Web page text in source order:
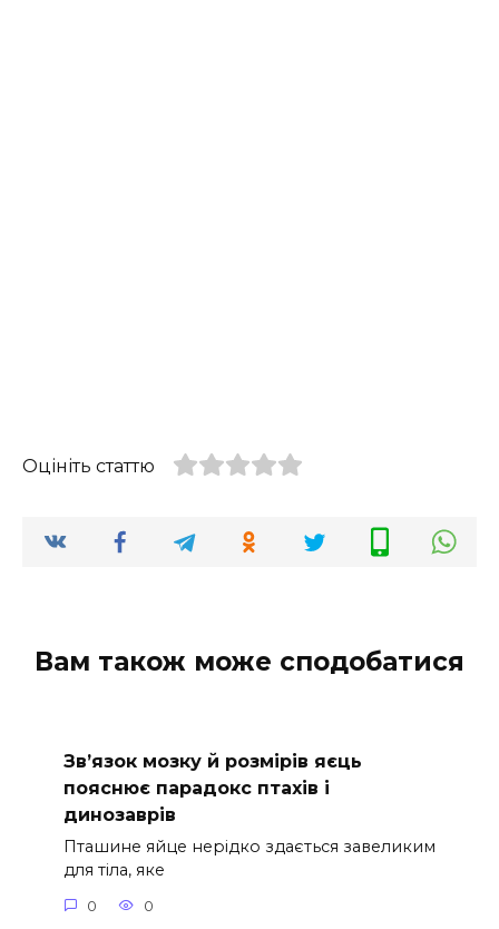
Оцініть статтю
Вам також може сподобатися
Зв’язок мозку й розмірів яєць
пояснює парадокс птахів і
динозаврів
Пташине яйце нерідко здається завеликим
для тіла, яке
0 0